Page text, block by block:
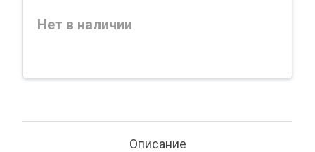
Нет в наличии
Описание